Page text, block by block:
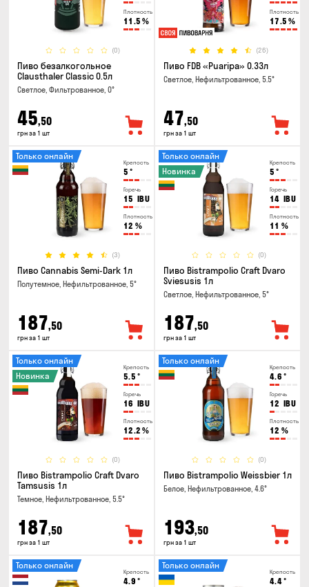
Плотность
11.5 %
(0)
Пиво безалкогольное
Clausthaler Classic 0.5л
Светлое, Фильтрованное, 0°
45,50
грн за 1 шт
Плотность
17.5 %
(26)
Пиво FDB «Puaripa» 0.33л
Светлое, Нефильтрованное, 5.5°
47,50
грн за 1 шт
Крепость
5 °
Горечь
15 IBU
Плотность
12 %
(3)
Только онлайн
Пиво Cannabis Semi-Dark 1л
Полутемное, Нефильтрованное, 5°
187,50
грн за 1 шт
Крепость
5 °
Горечь
14 IBU
Плотность
11 %
(0)
Только онлайн
Новинка
Пиво Bistrampolio Craft Dvaro
Sviesusis 1л
Светлое, Нефильтрованное, 5°
187,50
грн за 1 шт
Крепость
5.5 °
Горечь
16 IBU
Плотность
12.2 %
(0)
Только онлайн
Новинка
Пиво Bistrampolio Craft Dvaro
Tamsusis 1л
Темное, Нефильтрованное, 5.5°
187,50
грн за 1 шт
Крепость
4.6 °
Горечь
12 IBU
Плотность
12 %
(0)
Только онлайн
Пиво Bistrampolio Weissbier 1л
Белое, Нефильтрованное, 4.6°
193,50
грн за 1 шт
Крепость
4.9 °
Только онлайн
Крепость
4.4°
Только онлайн